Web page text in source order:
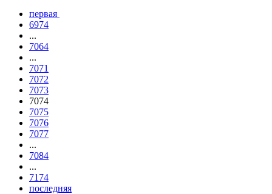
первая
6974
...
7064
...
7071
7072
7073
7074
7075
7076
7077
...
7084
...
7174
последняя